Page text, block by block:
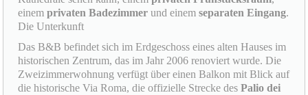
Die Unterkunft
Das B&B befindet sich im Erdgeschoss eines alten Hauses im
Zweizimmerwohnung verfügt über einen Balkon mit Blick auf
die historische Via Roma, die offizielle Strecke des Palio dei
Normanni, dem am meisten erwarteten Fest des Jahres, das